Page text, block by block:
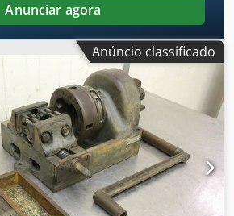
Anunciar agora
Anúncio classificado